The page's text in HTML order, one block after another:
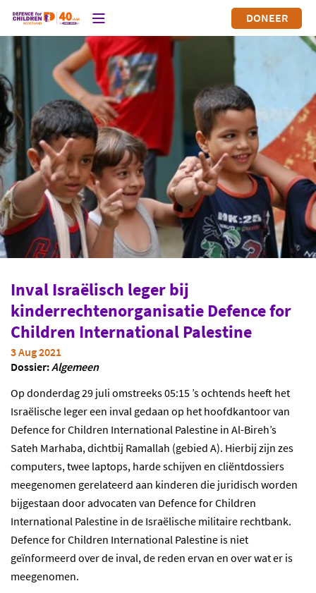
DONEER
Inval Israëlisch leger bij
kinderrechtenorganisatie Defence for
Children International Palestine
3 Aug 2021
Dossier:Algemeen
Op donderdag 29 juli omstreeks 05:15 ’s ochtends heeft het
Israëlische leger een inval gedaan op het hoofdkantoor van
Defence for Children International Palestine in Al-Bireh’s
Sateh Marhaba, dichtbij Ramallah (gebied A). Hierbij zijn zes
computers, twee laptops, harde schijven en cliëntdossiers
meegenomen gerelateerd aan kinderen die juridisch worden
bijgestaan door advocaten van Defence for Children
International Palestine in de Israëlische militaire rechtbank.
Defence for Children International Palestine is niet
geïnformeerd over de inval, de reden ervan en over wat er is
meegenomen.